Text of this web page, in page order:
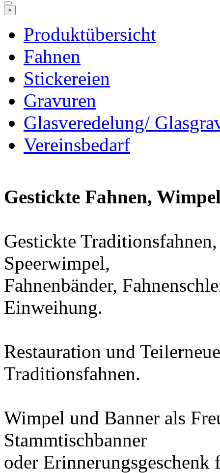
×
Produktübersicht
Fahnen
Stickereien
Gravuren
Glasveredelung/
Vereinsbedarf
Gestickte Fahnen,
Gestickte
Speerwimpel,
Fahnenbänder,
Einweihung.
Restauration und
Traditionsfahnen.
Wimpel und Banner als
Stammtischbanner
oder Erinnerungsgeschenk